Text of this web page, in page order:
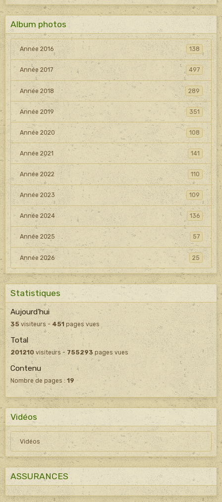
Album photos
Année 2016 138
Année 2017 497
Année 2018 289
Année 2019 351
Année 2020 108
Année 2021 141
Année 2022 110
Année 2023 109
Année 2024 136
Année 2025 57
Année 2026 25
Statistiques
Aujourd'hui
35 visiteurs - 451 pages vues
Total
201210visiteurs - 755293 pages vues
Contenu
Nombre de pages : 19
Vidéos
Vidéos
ASSURANCES